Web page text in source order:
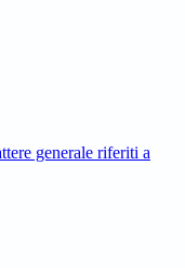
generale riferiti a